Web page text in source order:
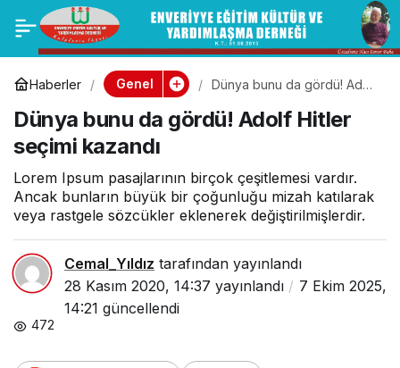
Haberler Genel
Dünya bunu da gördü! Adolf
Dünya bunu da gördü! Adolf Hitler
seçimi kazandı
Lorem Ipsum pasajlarının birçok çeşitlemesi vardır.
Ancak bunların büyük bir çoğunluğu mizah katılarak
veya rastgele sözcükler eklenerek değiştirilmişlerdir.
Cemal_Yıldız tarafından yayınlandı
28 Kasım 2020, 14:37 yayınlandı
7 Ekim 2025,
14:21 güncellendi
472
MÜSİAD
Başkanı’ndan
reformlara destek
çağrısı
0 Paylaş